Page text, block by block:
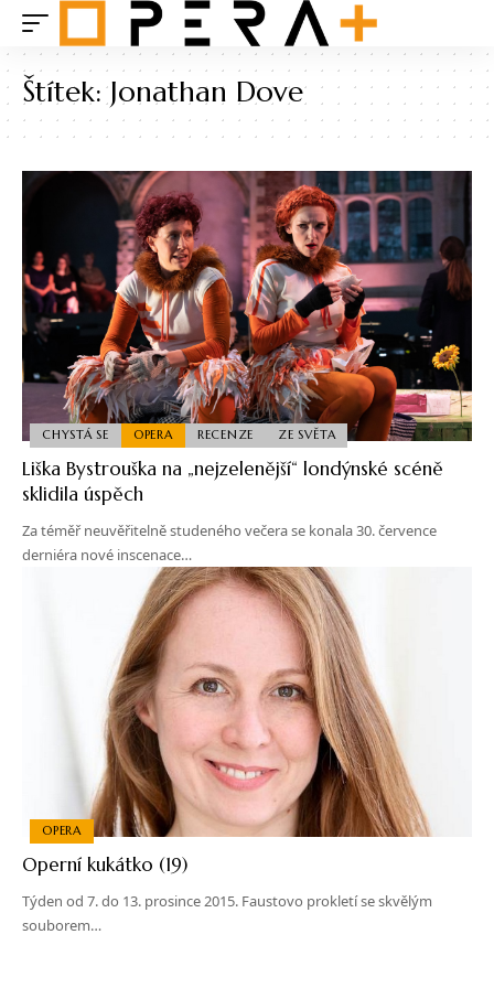
Štítek:Jonathan Dove
CHYSTÁ SE OPERA RECENZE ZE SVĚTA
Liška Bystrouška na „nejzelenější“ londýnské scéně
sklidila úspěch
Za téměř neuvěřitelně studeného večera se konala 30. července
derniéra nové inscenace…
OPERA
Operní kukátko (19)
Týden od 7. do 13. prosince 2015. Faustovo prokletí se skvělým
souborem…